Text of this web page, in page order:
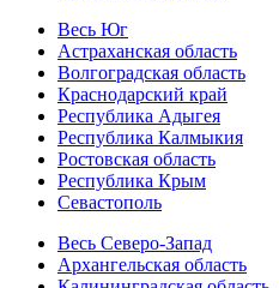
Весь Юг
Астраханская область
Волгоградская область
Краснодарский край
Республика Адыгея
Республика Калмыкия
Ростовская область
Республика Крым
Севастополь
Весь Северо-Запад
Архангельская область